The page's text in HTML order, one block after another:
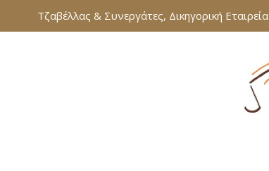
Τζαβέλλας & Συνεργάτες, Δικηγορική Εταιρεία